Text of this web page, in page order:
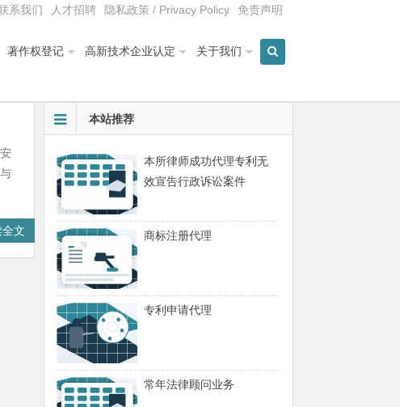
系我们 人才招聘 隐私政策 / Privacy Policy 免责声明
著作权登记 高新技术企业认定 关于我们
全文
本站推荐
本所律师成功代理专利无
效宣告行政诉讼案件
商标注册代理
专利申请代理
常年法律顾问业务